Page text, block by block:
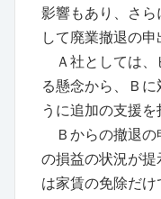
影響もあり、さら
して廃業撤退の申
Ａ社としては、
る懸念から、Ｂ
うに追加の支援を
Ｂからの撤退の
の損益の状況が提
は家賃の免除だ